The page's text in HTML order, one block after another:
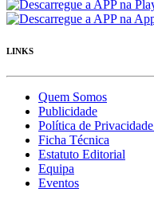
LINKS
Quem Somos
Publicidade
Política de
Ficha Técnica
Estatuto Editorial
Equipa
Eventos